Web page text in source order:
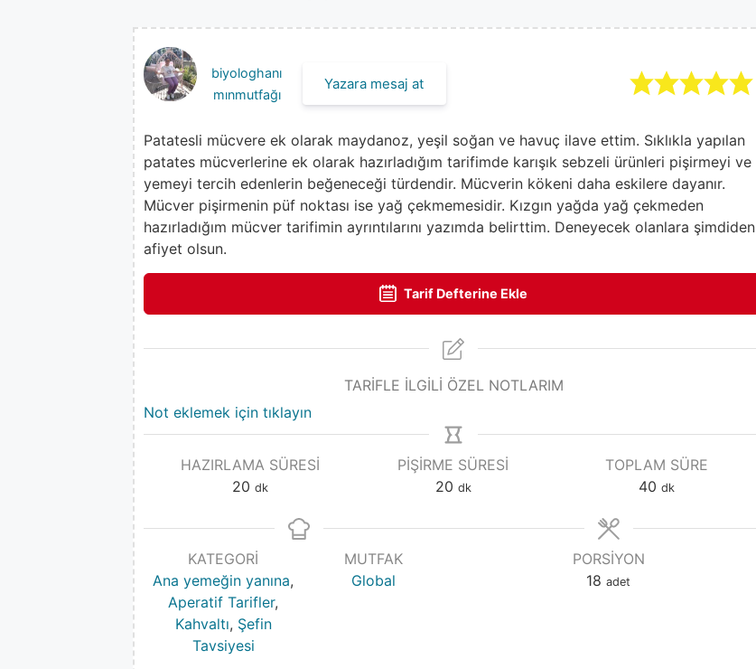
biyologhanı
mınmutfağı
Yazara mesaj at
Patatesli mücvere ek olarak maydanoz, yeşil soğan ve havuç ilave ettim. Sıklıkla yapılan
patates mücverlerine ek olarak hazırladığım tarifimde karışık sebzeli ürünleri pişirmeyi ve
yemeyi tercih edenlerin beğeneceği türdendir. Mücverin kökeni daha eskilere dayanır.
Mücver pişirmenin püf noktası ise yağ çekmemesidir. Kızgın yağda yağ çekmeden
hazırladığım mücver tarifimin ayrıntılarını yazımda belirttim. Deneyecek olanlara şimdiden
afiyet olsun.
Tarif Defterine Ekle
TARİFLE İLGİLİ ÖZEL NOTLARIM
Not eklemek için tıklayın
HAZIRLAMA SÜRESI
20 dk
PIŞIRME SÜRESI
20 dk
TOPLAM SÜRE
40 dk
KATEGORI
Ana yemeğin yanına,
Aperatif Tarifler,
Kahvaltı, Şefin
Tavsiyesi
MUTFAK
Global
PORSIYON
18 adet